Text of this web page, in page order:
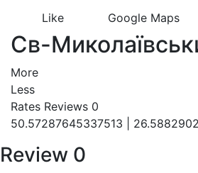
Like Google Maps
Св-
More
Less
Rates Reviews 0
50.57287645337513 |
Review 0